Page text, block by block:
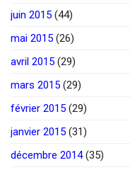
juin 2015 (44)
mai 2015 (26)
avril 2015 (29)
mars 2015 (29)
février 2015 (29)
janvier 2015 (31)
décembre 2014(35)